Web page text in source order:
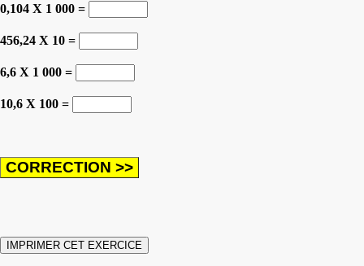
0,104 X 1 000 =
456,24 X 10 =
6,6 X 1 000 =
10,6 X 100 =